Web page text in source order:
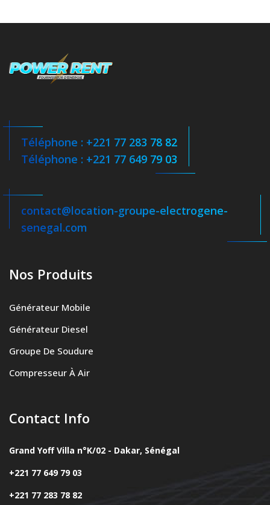
Téléphone : +221 77 283 78 82
Téléphone : +221 77 649 79 03
contact@location-groupe-electrogene-
senegal.com
Nos Produits
Générateur Mobile
Générateur Diesel
Groupe De Soudure
Compresseur À Air
Contact Info
Grand Yoff Villa n°K/02 - Dakar, Sénégal
+221 77 649 79 03
+221 77 283 78 82